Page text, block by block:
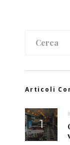
Articoli